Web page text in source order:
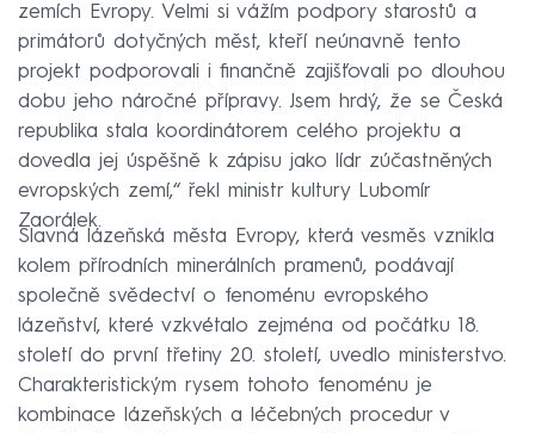
zemích Evropy. Velmi si vážím podpory starostů a
primátorů dotyčných měst, kteří neúnavně tento
projekt podporovali i finančně zajišťovali po dlouhou
dobu jeho náročné přípravy. Jsem hrdý, že se Česká
republika stala koordinátorem celého projektu a
dovedla jej úspěšně k zápisu jako lídr zúčastněných
evropských zemí,“ řekl ministr kultury Lubomír
Zaorálek.
Slavná lázeňská města Evropy, která vesměs vznikla
kolem přírodních minerálních pramenů, podávají
společně svědectví o fenoménu evropského
lázeňství, které vzkvétalo zejména od počátku 18.
století do první třetiny 20. století, uvedlo ministerstvo.
Charakteristickým rysem tohoto fenoménu je
kombinace lázeňských a léčebných procedur v